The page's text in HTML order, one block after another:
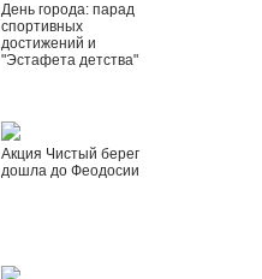
День города: парад
спортивных
достижений и
"Эстафета детства"
Акция Чистый берег
дошла до Феодосии